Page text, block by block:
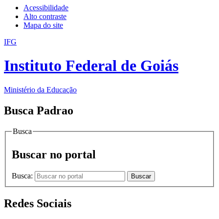
Acessibilidade
Alto contraste
Mapa do site
IFG
Instituto Federal de Goiás
Ministério da Educação
Busca Padrao
Busca
Buscar no portal
Busca: Buscar
Redes Sociais